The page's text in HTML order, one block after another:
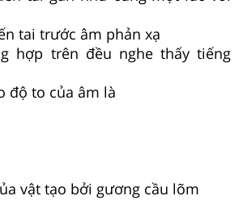
tai trước âm phản xạ
hợp trên đều nghe thấy tiếng
độ to của âm là
vật tạo bởi gương cầu lõm